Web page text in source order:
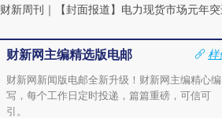
财新周刊 ｜ 【封面报道】电力现货市场元年
财新网主编精选版电邮
样
财新网新闻版电邮全新升级！财新网主编精心编
写，每个工作日定时投递，篇篇重磅，可信可
引。